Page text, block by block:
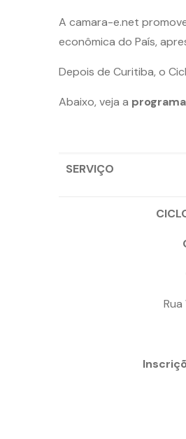
A camara-e.net
econômica do País,
Depois de Curitiba, o
Abaixo, veja a
SERVIÇO
Rua